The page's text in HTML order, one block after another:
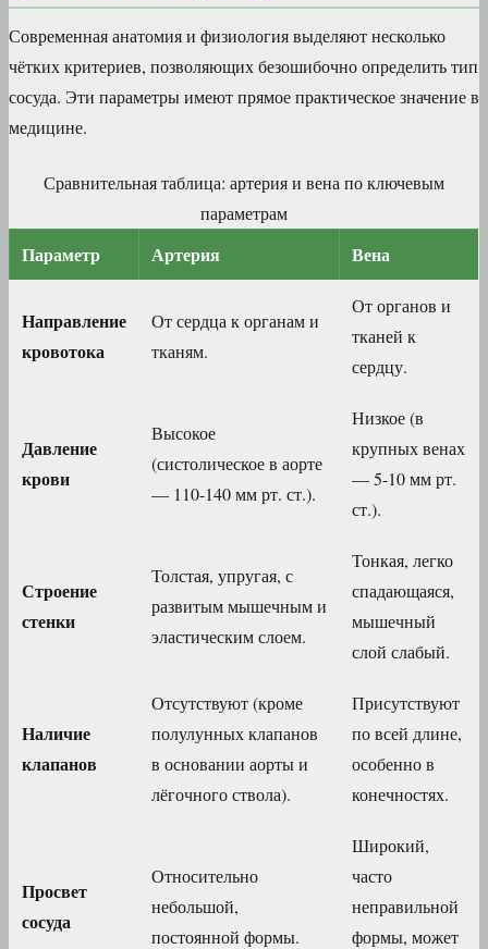
Современная анатомия и физиология выделяют несколько
чётких критериев, позволяющих безошибочно определить тип
сосуда. Эти параметры имеют прямое практическое значение в
медицине.
Сравнительная таблица: артерия и вена по ключевым
параметрам
Параметр Артерия Вена
Направление
кровотока
От сердца к органам и
тканям.
От органов и
тканей к
сердцу.
Давление
крови
Высокое
(систолическое в аорте
— 110-140 мм рт. ст.).
Низкое (в
крупных венах
— 5-10 мм рт.
ст.).
Строение
стенки
Толстая, упругая, с
развитым мышечным и
эластическим слоем.
Тонкая, легко
спадающаяся,
мышечный
слой слабый.
Наличие
клапанов
Отсутствуют (кроме
полулунных клапанов
в основании аорты и
лёгочного ствола).
Присутствуют
по всей длине,
особенно в
конечностях.
Просвет
сосуда
Относительно
небольшой,
постоянной формы.
Широкий,
часто
неправильной
формы, может